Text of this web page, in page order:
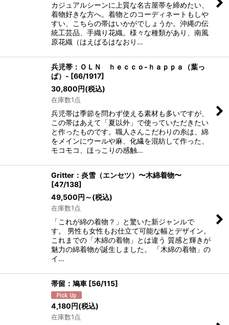
カジュアルシーンに上質な名古屋帯を締めたい、
着物好きな方へ。着物とのコーディネートもしや
すい、こちらの帯はいかがでしょうか。沖縄の伝
統工芸品、手織り花織。様々な種類があり、南風
原花織（はえばるはなおり…
兵児帯：ＯＬＮ ｈｅｃｃｏ-ｈａｐｐａ（葉っ
ぱ）- [66/1917]
30,800円(税込)
在庫数1点
兵児帯は季節を問わず使える素材も多いですが、
この帯はあえて「夏以外」で使っていただきたい
と作ったものです。職人さんこだわりの糸は、綿
をメインにウールや麻、化繊を混紡して作った、
モコモコ、ほっこりの感触…
Gritter：炎雪（エンセツ）〜木綿着物〜
[47/138]
49,500円 ～(税込)
在庫数1点
「これが綿の着物？」と驚いた新ジャンルで
す。 男性も女性もお仕立て可能な幅とデザイン。
これまでの「木綿の着物」とは違う 質感と輝きが
魅力の綿着物が誕生しました。 「木綿の着物」の
イ…
帯留：鳩車 [56/115]
4,180円(税込)
在庫数1点